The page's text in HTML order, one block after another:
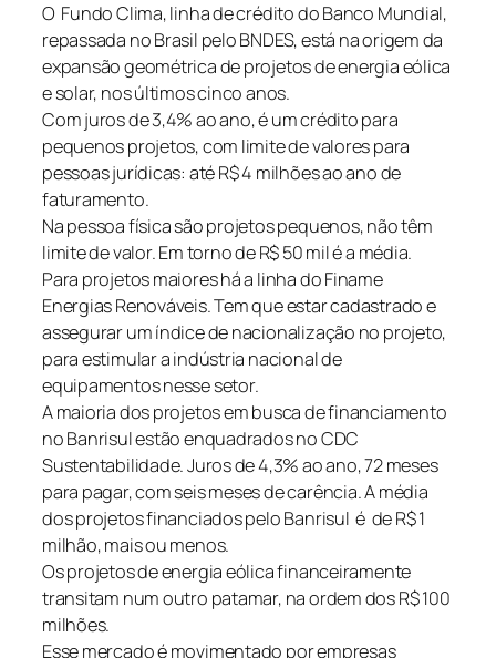
O Fundo Clima, linha de crédito do Banco Mundial,
repassada no Brasil pelo BNDES, está na origem da
expansão geométrica de projetos de energia eólica
e solar, nos últimos cinco anos.
Com juros de 3,4% ao ano, é um crédito para
pequenos projetos, com limite de valores para
pessoas jurídicas: até R$ 4 milhões ao ano de
faturamento.
Na pessoa física são projetos pequenos, não têm
limite de valor. Em torno de R$ 50 mil é a média.
Para projetos maiores há a linha do Finame
Energias Renováveis. Tem que estar cadastrado e
assegurar um índice de nacionalização no projeto,
para estimular a indústria nacional de
equipamentos nesse setor.
A maioria dos projetos em busca de financiamento
no Banrisul estão enquadrados no CDC
Sustentabilidade. Juros de 4,3% ao ano, 72 meses
para pagar, com seis meses de carência. A média
dos projetos financiados pelo Banrisul é de R$ 1
milhão, mais ou menos.
Os projetos de energia eólica financeiramente
transitam num outro patamar, na ordem dos R$ 100
milhões.
Esse mercado é movimentado por empresas